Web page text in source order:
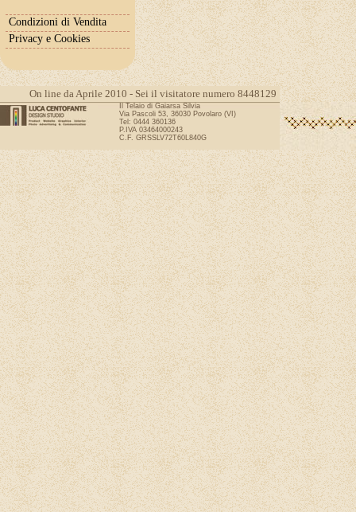
Condizioni di Vendita
Privacy e Cookies
On line da Aprile 2010 - Sei il visitatore numero 8448129
Il Telaio di Gaiarsa Silvia
Via Pascoli 53, 36030 Povolaro (VI)
Tel: 0444 360136
P.IVA 03464000243
C.F. GRSSLV72T60L840G